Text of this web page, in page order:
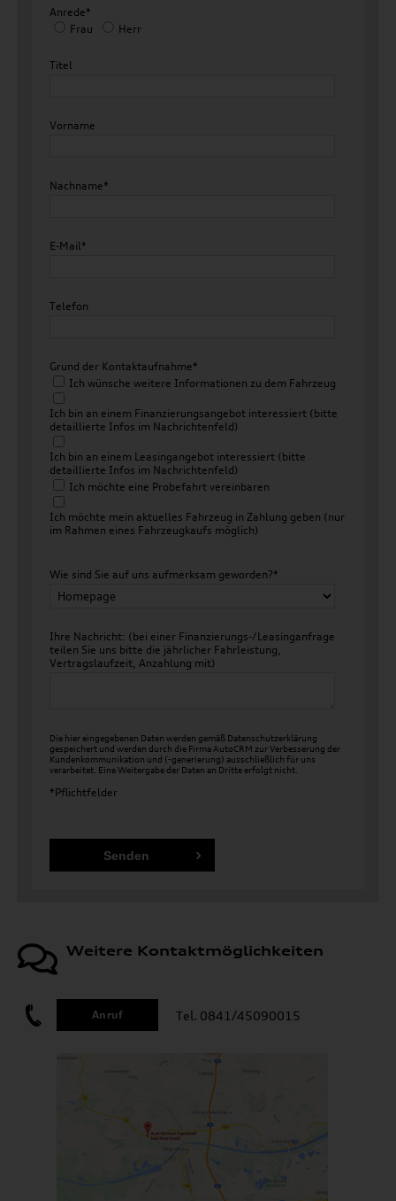
Anrede*
Frau
Herr
Titel
Vorname
Nachname*
E-Mail*
Telefon
Grund der Kontaktaufnahme*
Ich wünsche weitere Informationen zu dem Fahrzeug
Ich bin an einem Finanzierungsangebot interessiert (bitte
detaillierte Infos im Nachrichtenfeld)
Ich bin an einem Leasingangebot interessiert (bitte
detaillierte Infos im Nachrichtenfeld)
Ich möchte eine Probefahrt vereinbaren
Ich möchte mein aktuelles Fahrzeug in Zahlung geben (nur
im Rahmen eines Fahrzeugkaufs möglich)
Wie sind Sie auf uns aufmerksam geworden?*
Ihre Nachricht: (bei einer Finanzierungs-/Leasinganfrage
teilen Sie uns bitte die jährlicher Fahrleistung,
Vertragslaufzeit, Anzahlung mit)
Die hier eingegebenen Daten werden gemäß Datenschutzerklärung
gespeichert und werden durch die Firma AutoCRM zur Verbesserung der
Kundenkommunikation und (-generierung) ausschließlich für uns
verarbeitet. Eine Weitergabe der Daten an Dritte erfolgt nicht.
*Pflichtfelder
Weitere Kontaktmöglichkeiten
Anruf Tel. 0841/45090015